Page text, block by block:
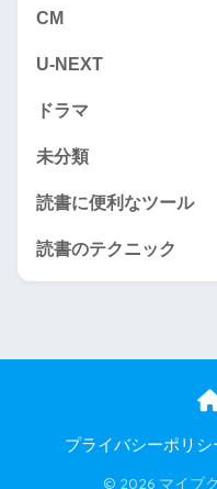
CM
U-NEXT
ドラマ
未分類
読書に便利なツール
読書のテクニック
プライバシーポリ
© 2026 マイブ